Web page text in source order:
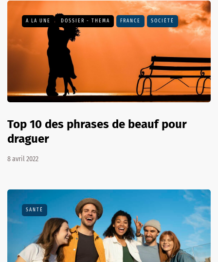
A LA UNE DOSSIER - THEMA FRANCE SOCIÉTÉ
Top 10 des phrases de beauf pour
draguer
8 avril 2022
SANTÉ